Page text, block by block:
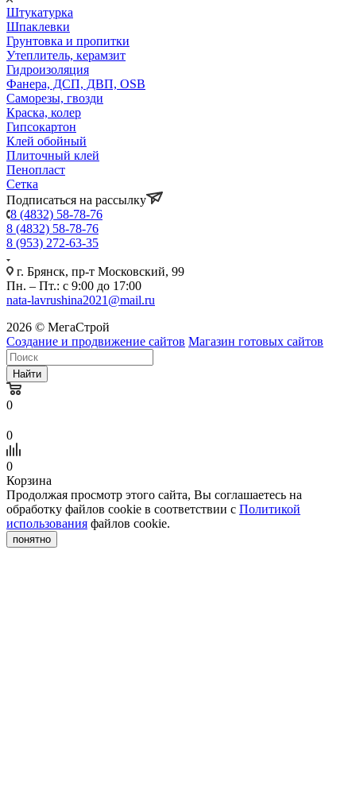
Штукатурка
Шпаклевки
Грунтовка и пропитки
Утеплитель, керамзит
Гидроизоляция
Фанера, ДСП, ДВП, OSB
Саморезы, гвозди
Краска, колер
Гипсокартон
Клей обойный
Плиточный клей
Пенопласт
Сетка
Подписаться на рассылку
8 (4832) 58-78-76
8 (4832) 58-78-76
8 (953) 272-63-35
г. Брянск, пр-т Московский, 99
Пн. – Пт.: с 9:00 до 17:00
nata-lavrushina2021@mail.ru
2026 © МегаСтрой
Создание и продвижение сайтов Магазин готовых сайтов
Найти
0
0
0
Корзина
Продолжая просмотр этого сайта, Вы соглашаетесь на
обработку файлов cookie в соответствии с Политикой
использования файлов cookie.
понятно